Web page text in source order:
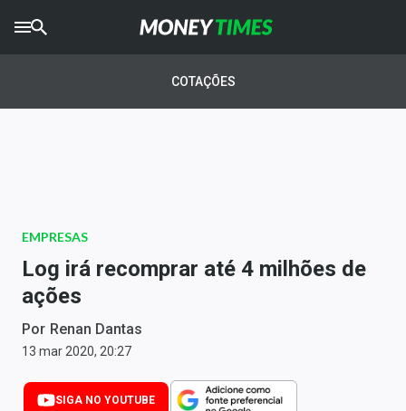
AGROTIMES
Newsletters
Money Trader
Anuncie
Últimas Notícias
COTAÇÕES
EMPRESAS
Log irá recomprar até 4 milhões de
ações
Por Renan Dantas
13 mar 2020, 20:27
SIGA NO YOUTUBE